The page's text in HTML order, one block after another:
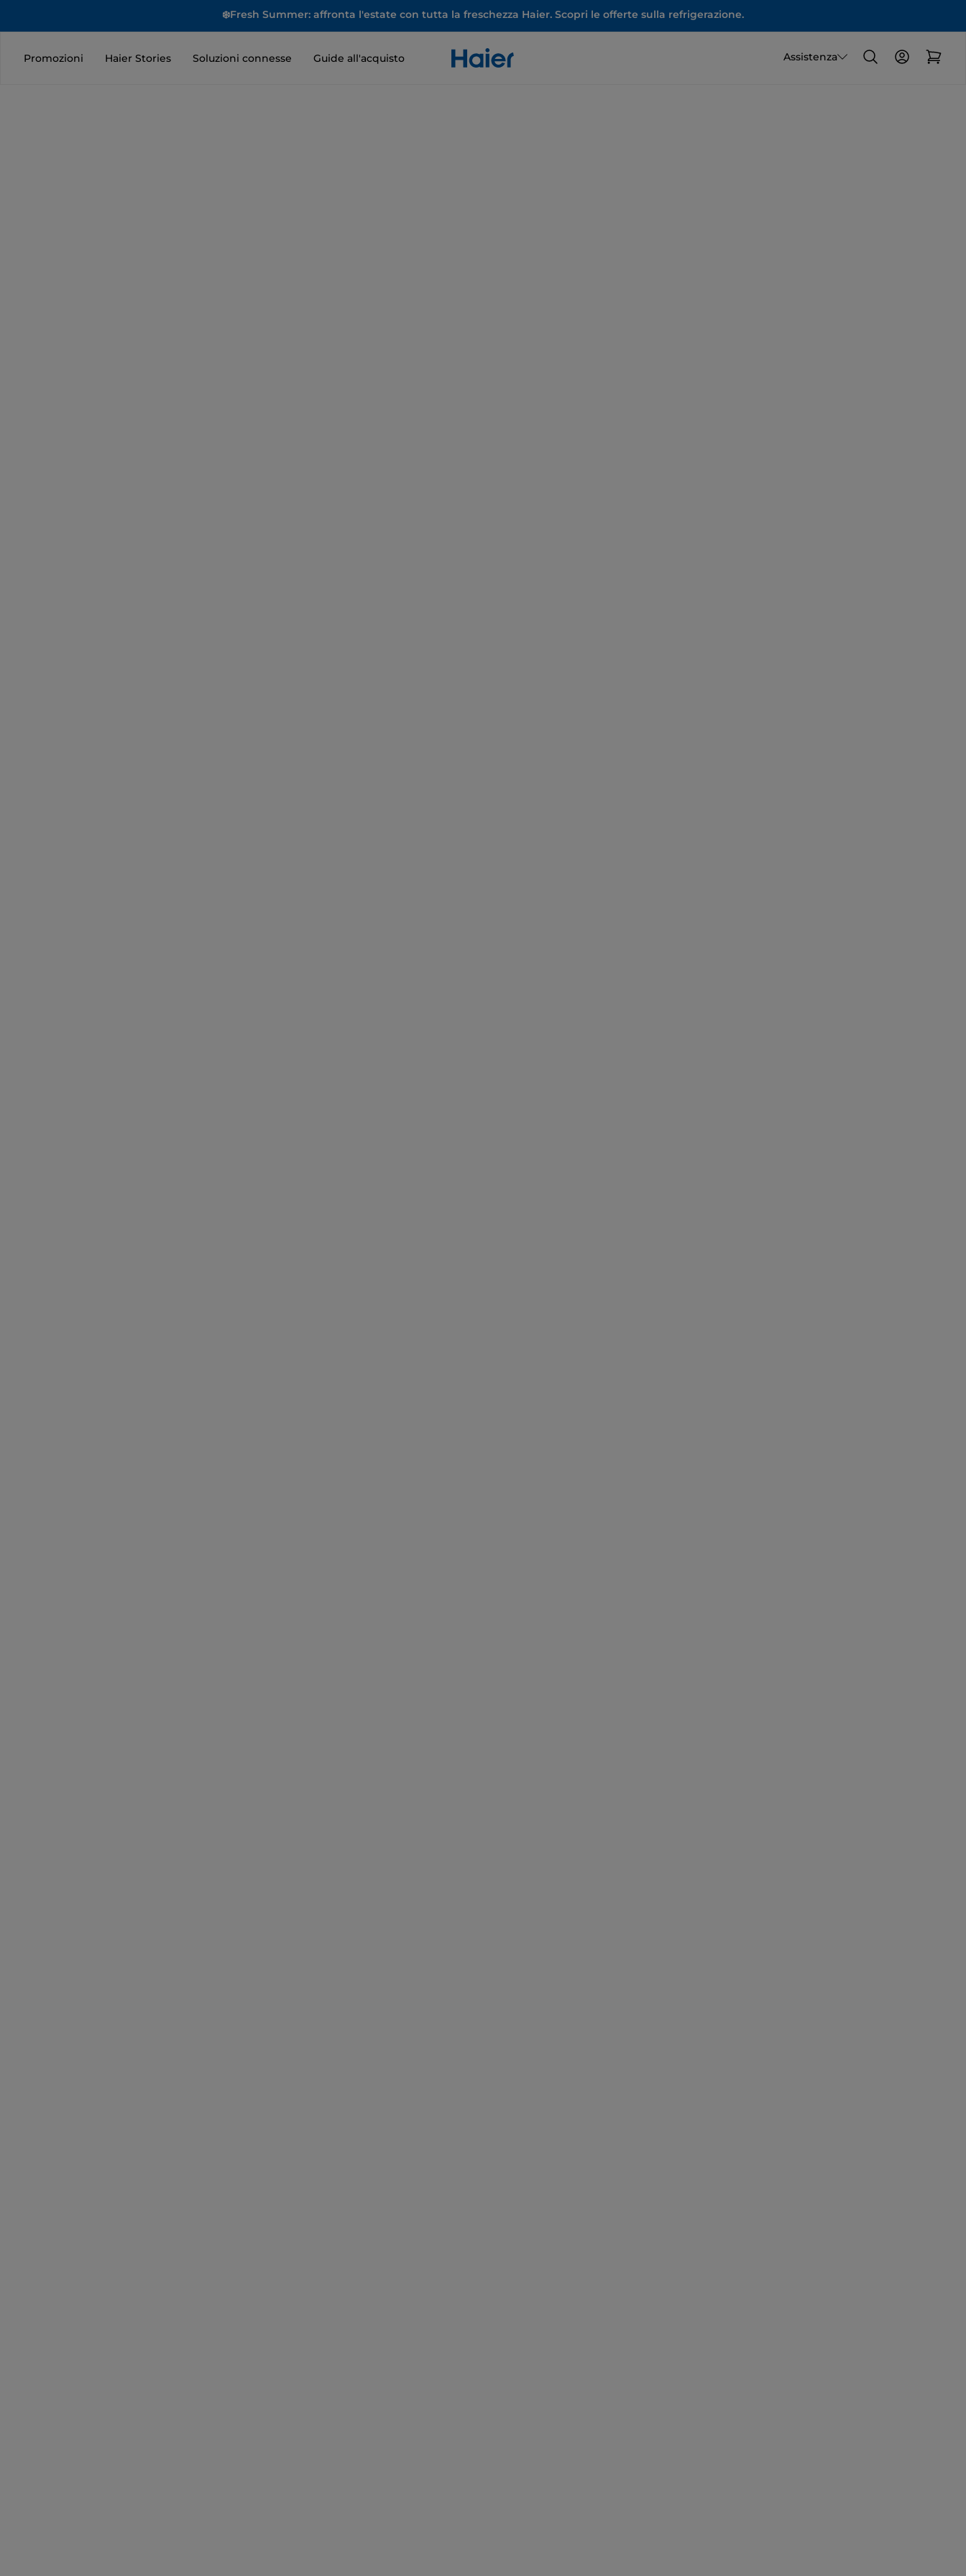
❄️Fresh Summer: affronta l'estate con tutta la freschezza Haier. Scopri le offerte sulla refrigerazione.
Promozioni Haier Stories Soluzioni connesse Guide all'acquisto Assistenza